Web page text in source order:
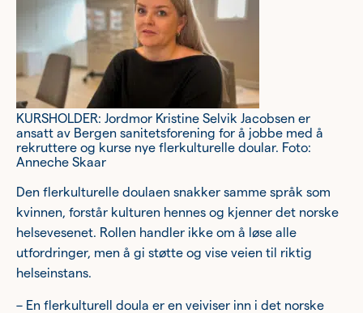
KURSHOLDER: Jordmor Kristine Selvik Jacobsen er
ansatt av Bergen sanitetsforening for å jobbe med å
rekruttere og kurse nye flerkulturelle doular. Foto:
Anneche Skaar
Den flerkulturelle doulaen snakker samme språk som
kvinnen, forstår kulturen hennes og kjenner det norske
helsevesenet. Rollen handler ikke om å løse alle
utfordringer, men å gi støtte og vise veien til riktig
helseinstans.
– En flerkulturell doula er en veiviser inn i det norske